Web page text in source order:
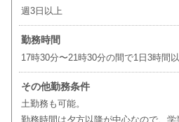
週3日以上
勤務時間
17時30分〜21時30分の間で1日3時間
その他勤務条件
土勤務も可能。
勤務時間は夕方以降が中心なので、